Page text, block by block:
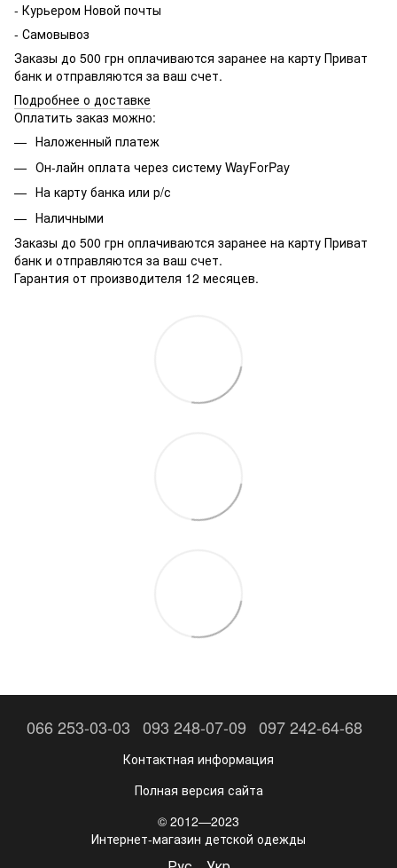
- Курьером Новой почты
- Самовывоз
Заказы до 500 грн оплачиваются заранее на карту Приват
банк и отправляются за ваш счет.
Подробнее о доставке
Оплатить заказ можно:
Наложенный платеж
Он-лайн оплата через систему WayForPay
На карту банка или р/с
Наличными
Заказы до 500 грн оплачиваются заранее на карту Приват
банк и отправляются за ваш счет.
Гарантия от производителя 12 месяцев.
066 253-03-03 093 248-07-09 097 242-64-68
Контактная информация
Полная версия сайта
© 2012—2023
Интернет-магазин детской одежды